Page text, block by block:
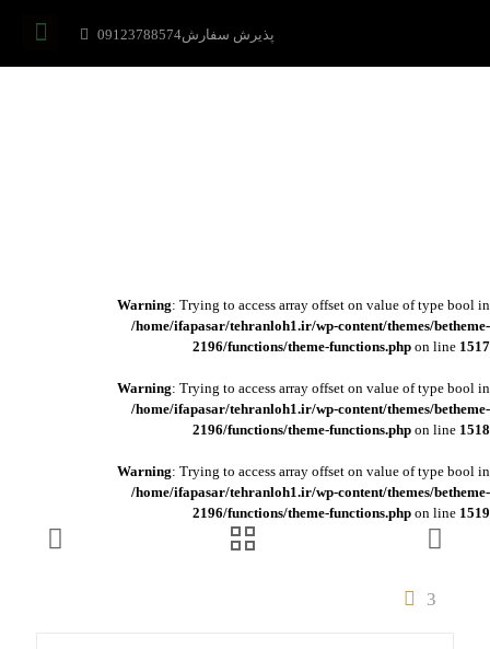
پذیرش سفارش09123788574
Warning: Trying to access array offset on value of type bool in
/home/ifapasar/tehranloh1.ir/wp-content/themes/betheme-
2196/functions/theme-functions.php on line 1517
Warning: Trying to access array offset on value of type bool in
/home/ifapasar/tehranloh1.ir/wp-content/themes/betheme-
2196/functions/theme-functions.php on line 1518
Warning: Trying to access array offset on value of type bool in
/home/ifapasar/tehranloh1.ir/wp-content/themes/betheme-
2196/functions/theme-functions.php on line 1519
3